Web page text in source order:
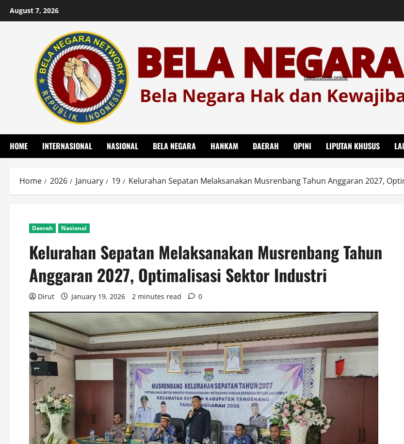
August 7, 2026
HOME INTERNASIONAL NASIONAL BELA NEGARA HANKAM DAERAH OPINI LIPUTAN KHUSUS
Home 2026 January 19 Kelurahan Sepatan Melaksanakan Musrenbang Tahun Anggaran 2027,
Daerah Nasional
Kelurahan Sepatan Melaksanakan Musrenbang Tahun
Anggaran 2027, Optimalisasi Sektor Industri
Dirut January 19, 2026 2 minutes read 0